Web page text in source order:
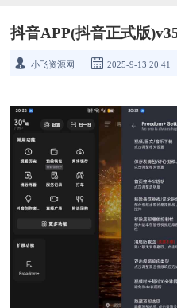
抖音APP(抖音正式版
小飞资源网 2025-9-13 20:41